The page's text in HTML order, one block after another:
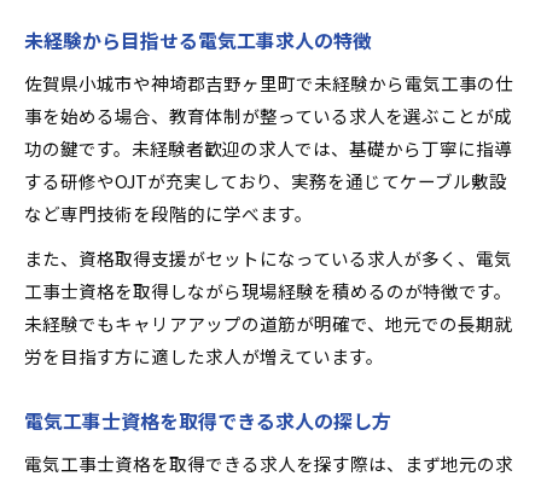
未経験から目指せる電気工事求人の特徴
佐賀県小城市や神埼郡吉野ヶ里町で未経験から電気工事の仕
事を始める場合、教育体制が整っている求人を選ぶことが成
功の鍵です。未経験者歓迎の求人では、基礎から丁寧に指導
する研修やOJTが充実しており、実務を通じてケーブル敷設
など専門技術を段階的に学べます。
また、資格取得支援がセットになっている求人が多く、電気
工事士資格を取得しながら現場経験を積めるのが特徴です。
未経験でもキャリアアップの道筋が明確で、地元での長期就
労を目指す方に適した求人が増えています。
電気工事士資格を取得できる求人の探し方
電気工事士資格を取得できる求人を探す際は、まず地元の求